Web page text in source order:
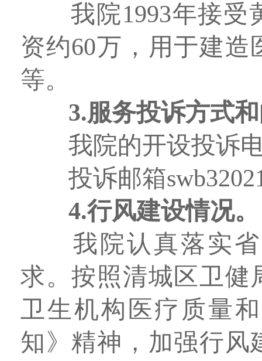
我院1993年接
资约60万，用于建
等。
3.服务投诉方式
我院的开设投诉
投诉邮箱
4.行风建设情况。
我院认真落实
求。按照清城区卫健
卫生机构医疗质量
知》精神，加强行风